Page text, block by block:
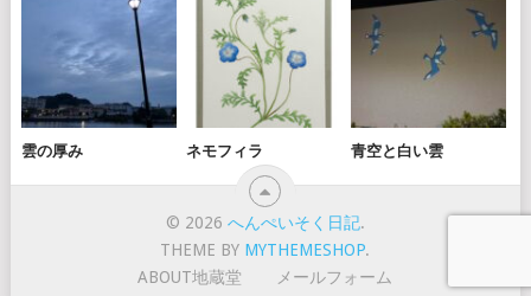
雲の厚み ネモフィラ 青空と白い雲
© 2026 へんぺいそく日記.
THEME BY MYTHEMESHOP.
ABOUT地蔵堂
メールフォーム